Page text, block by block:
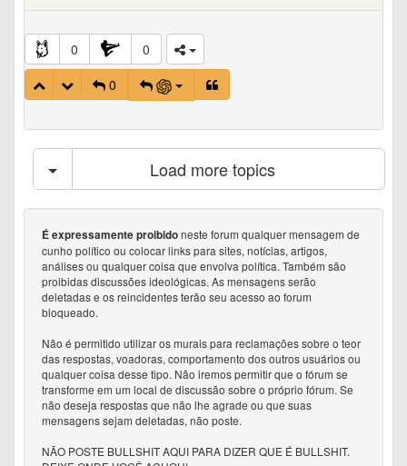
0
0
0
Load more topics
É expressamente proibidoneste forum qualquer mensagem de
cunho político ou colocar links para sites, notícias, artigos,
análises ou qualquer coisa que envolva política. Também são
proibidas discussões ideológicas. As mensagens serão
deletadas e os reincidentes terão seu acesso ao forum
bloqueado.
Não é permitido utilizar os murais para reclamações sobre o teor
das respostas, voadoras, comportamento dos outros usuários ou
qualquer coisa desse tipo. Não iremos permitir que o fórum se
transforme em um local de discussão sobre o próprio fórum. Se
não deseja respostas que não lhe agrade ou que suas
mensagens sejam deletadas, não poste.
NÃO POSTE BULLSHIT AQUI PARA DIZER QUE É BULLSHIT.